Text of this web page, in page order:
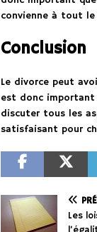
convienne à tout le
Conclusion
Le divorce peut
est donc important
discuter tous les
satisfaisant pour
Les